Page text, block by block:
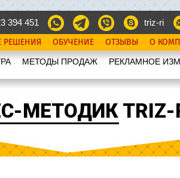
394 451 triz-ri
РЕШЕНИЯ ОБУЧЕНИЕ ОТЗЫВЫ О
МЕТОДЫ ПРОДАЖ РЕКЛАМНОЕ
МЕТОДИК TRIZ-